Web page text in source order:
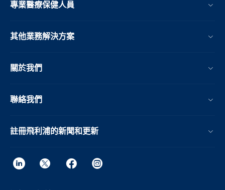
專業醫療保健人員
其他業務解決方案​
關於我們
聯絡我們
註冊飛利浦的新聞和更新